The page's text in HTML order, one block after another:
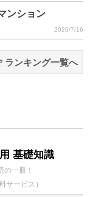
ンション
2026/7/16
ランキング一覧へ
基礎知識
の一冊！
サービス）